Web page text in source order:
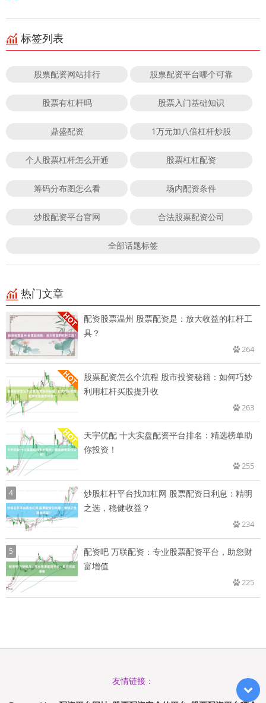
标签列表
股票配资网站排行 股票配资平台哪个可靠
股票有杠杆吗 股票入门基础知识
鼎盛配资 1万元加八倍杠杆炒股
个人股票杠杆怎么开通 股票杠杠配资
筹码分布图怎么看 场内配资条件
炒股配资平台官网 合法股票配资公司
全部话题标签
热门文章
配资股票温州 股票配资是：放大收益的杠杆工
具？
264
股票配资怎么个流程 股市投资秘籍：如何巧妙
利用杠杆买股提升收
263
天宇优配 十大实盘配资平台排名：精选榜单助
你投资！
255
4
炒股杠杆平台找加杠网 股票配资日利息：精明
之选，稳健收益？
234
5
配资吧 万联配资：专业股票配资平台，助您财
富增值
225
友情链接：